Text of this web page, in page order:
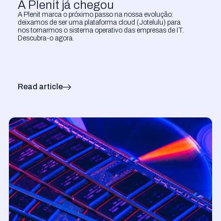
APOIO A EMPRESAS DE TI
A Plenit já chegou
A Plenit marca o próximo passo na nossa evolução:
deixamos de ser uma plataforma cloud (Jotelulu) para
nos tornarmos o sistema operativo das empresas de IT.
Descubra-o agora.
Read article